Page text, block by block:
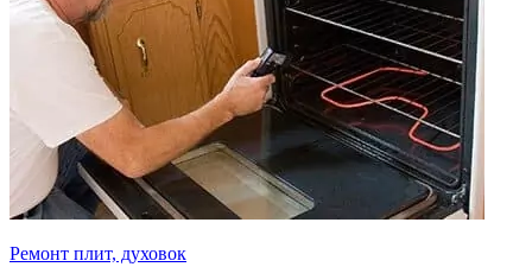
Ремонт плит, духовок